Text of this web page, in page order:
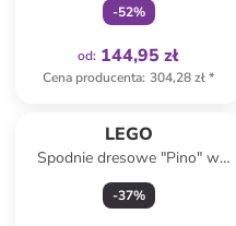
-52%
od: 144,95 zł
Cena producenta: 304,28 zł*
LEGO
Spodnie dresowe "Pino" w
kolorze czarnym
-37%